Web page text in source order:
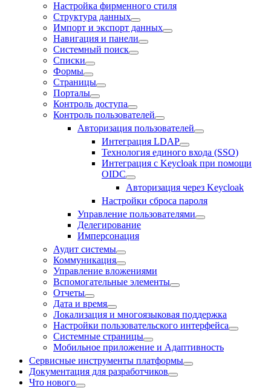
Настройка фирменного стиля
Структура данных
Импорт и экспорт данных
Навигация и панели
Системный поиск
Списки
Формы
Страницы
Порталы
Контроль доступа
Контроль пользователей
Авторизация пользователей
Интеграция LDAP
Технология единого входа (SSO)
Интеграция с Keycloak при помощи
OIDC
Авторизация через Keycloak
Настройки сброса пароля
Управление пользователями
Делегирование
Имперсонация
Аудит системы
Коммуникация
Управление вложениями
Вспомогательные элементы
Отчеты
Дата и время
Локализация и многоязыковая поддержка
Настройки пользовательского интерфейса
Системные страницы
Мобильное приложение и Адаптивность
Сервисные инструменты платформы
Документация для разработчиков
Что нового